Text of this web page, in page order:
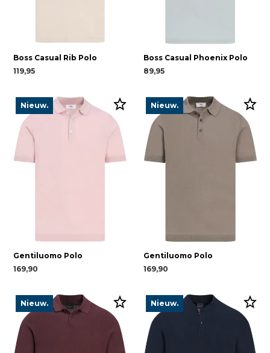
Boss Casual Rib Polo
119,95
Boss Casual Phoenix Polo
89,95
Nieuw.
Gentiluomo Polo
169,90
Nieuw.
Gentiluomo Polo
169,90
Nieuw. Nieuw.